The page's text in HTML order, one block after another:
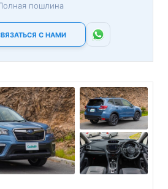
пошлина
С НАМИ